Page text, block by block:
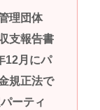
理団体
支報告書
12月にパ
規正法で
ーティ